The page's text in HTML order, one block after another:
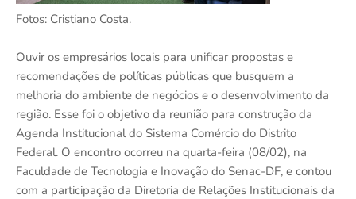
Fotos: Cristiano Costa.
Ouvir os empresários locais para unificar propostas e
recomendações de políticas públicas que busquem a
melhoria do ambiente de negócios e o desenvolvimento da
região. Esse foi o objetivo da reunião para construção da
Agenda Institucional do Sistema Comércio do Distrito
Federal. O encontro ocorreu na quarta-feira (08/02), na
Faculdade de Tecnologia e Inovação do Senac-DF, e contou
com a participação da Diretoria de Relações Institucionais da